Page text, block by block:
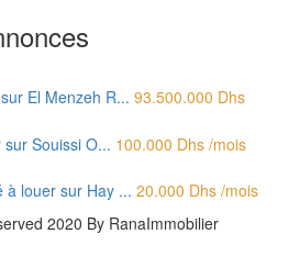
El Menzeh R... 93.500.000 Dhs
Souissi O... 100.000 Dhs /mois
à louer sur Hay ... 20.000 Dhs /mois
2020 By RanaImmobilier